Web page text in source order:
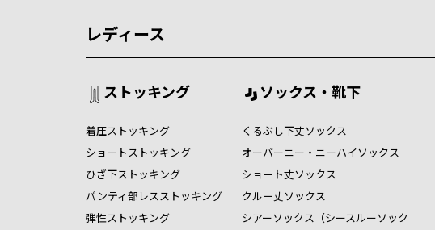
レディース
ストッキング
着圧ストッキング
ショートストッキング
ひざ下ストッキング
パンティ部レスストッキング
弾性ストッキング
ソックス・靴下
くるぶし下丈ソックス
オーバーニー・ニーハイソックス
ショート丈ソックス
クルー丈ソックス
シアーソックス（シースルーソック